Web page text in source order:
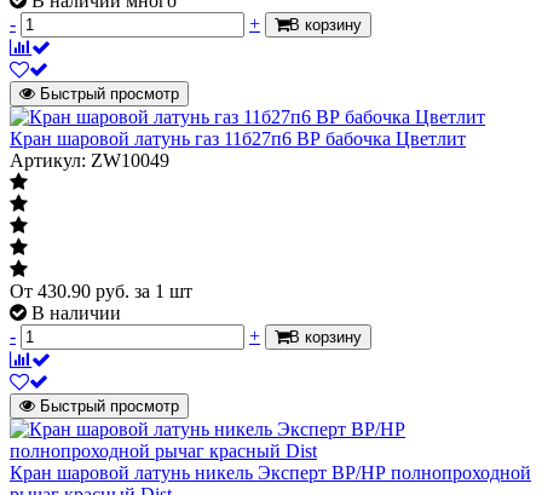
Инженерная система
Пожаротушение,
Санитарные
Тип
Тип присоединения
Тип присоединения
Характеризует тип присоединения к
трубопроводу или энергоустановке
Тип затвора
Тип затвора
рычаг
-
+ В корзину
Быстрый просмотр
Кран шаровой латунь газ 11б27п6 ВР бабочка Цветлит
Артикул: ZW10049
От 430.90 руб. за 1 шт
В наличии
-
+ В корзину
Быстрый просмотр
Кран шаровой латунь никель Эксперт ВР/НР полнопроходной